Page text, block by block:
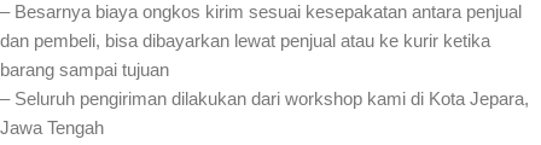
– Besarnya biaya ongkos kirim sesuai kesepakatan antara penjual
dan pembeli, bisa dibayarkan lewat penjual atau ke kurir ketika
barang sampai tujuan
– Seluruh pengiriman dilakukan dari workshop kami di Kota Jepara,
Jawa Tengah